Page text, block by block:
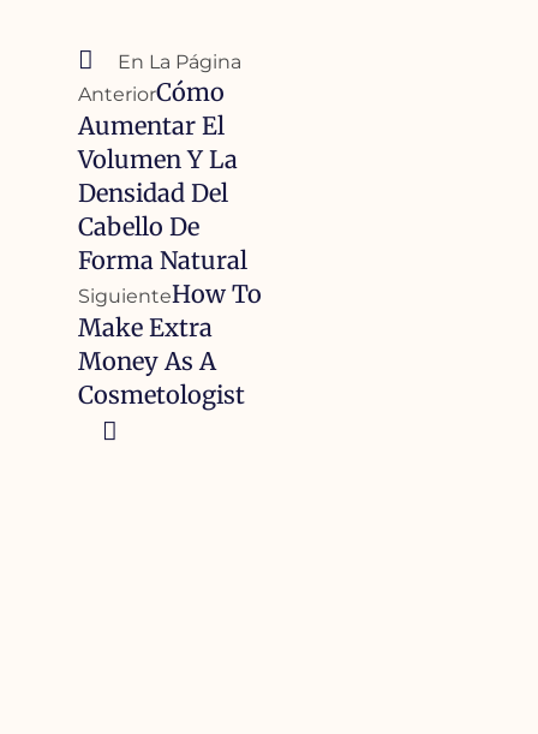
En La Página
AnteriorCómo
Aumentar El
Volumen Y La
Densidad Del
Cabello De
Forma Natural
SiguienteHow To
Make Extra
Money As A
Cosmetologist